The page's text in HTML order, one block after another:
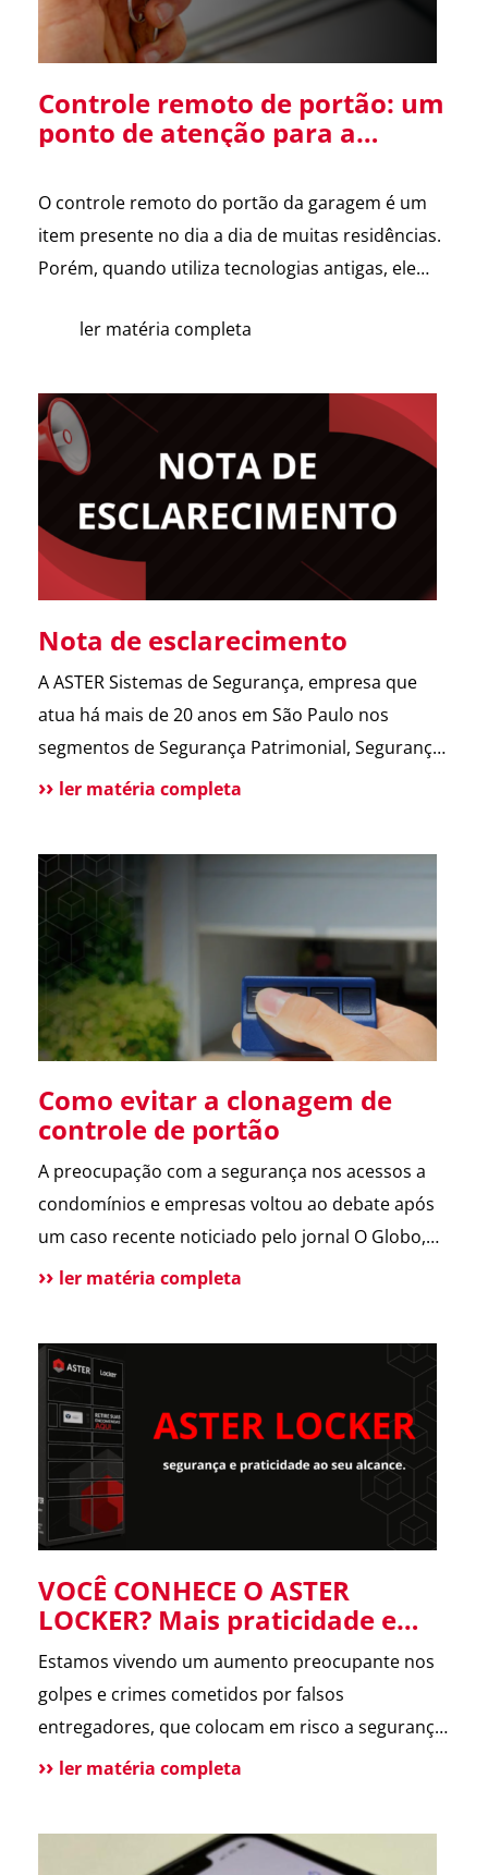
Controle remoto de portão: um
ponto de atenção para a
O controle remoto do portão da garagem é um
item presente no dia a dia de muitas residências.
Porém, quando utiliza tecnologias antigas, ele
segurança. Alguns sistemas de portões
seja, o controle envia sempre o mesmo sinal para
abrir o portão. Esse […]
ler matéria completa
Nota de esclarecimento
A ASTER Sistemas de Segurança, empresa que
atua há mais de 20 anos em São Paulo nos
segmentos de Segurança Patrimonial, Segurança
Pessoal, Portaria e Facilities, vem a público
Aster citado em recentes matérias jornalísticas
sobre a operação da Polícia Federal no setor […]
ler matéria completa
Como evitar a clonagem de
controle de portão
A preocupação com a segurança nos acessos a
condomínios e empresas voltou ao debate após
um caso recente noticiado pelo jornal O Globo,
envolvendo a possível clonagem de controle de
e contou com a participação da ASTER, que
forneceu informações […]
ler matéria completa
VOCÊ CONHECE O ASTER
LOCKER? Mais praticidade e
segurança para suas entregas
no condomínio.
Estamos vivendo um aumento preocupante nos
golpes e crimes cometidos por falsos
entregadores, que colocam em risco a segurança
dos moradores e a rotina dos condomínios.
encomendas, eliminando o contato direto entre
ler matéria completa